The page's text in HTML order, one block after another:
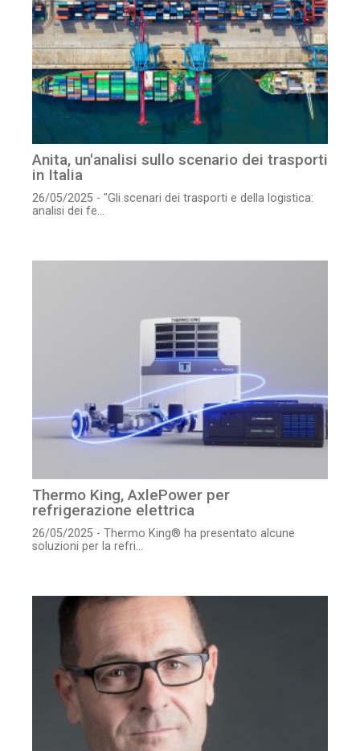
Anita, un'analisi sullo scenario dei trasporti
in Italia
26/05/2025 - "Gli scenari dei trasporti e della logistica:
analisi dei fe...
Thermo King, AxlePower per
refrigerazione elettrica
26/05/2025 - Thermo King® ha presentato alcune
soluzioni per la refri...